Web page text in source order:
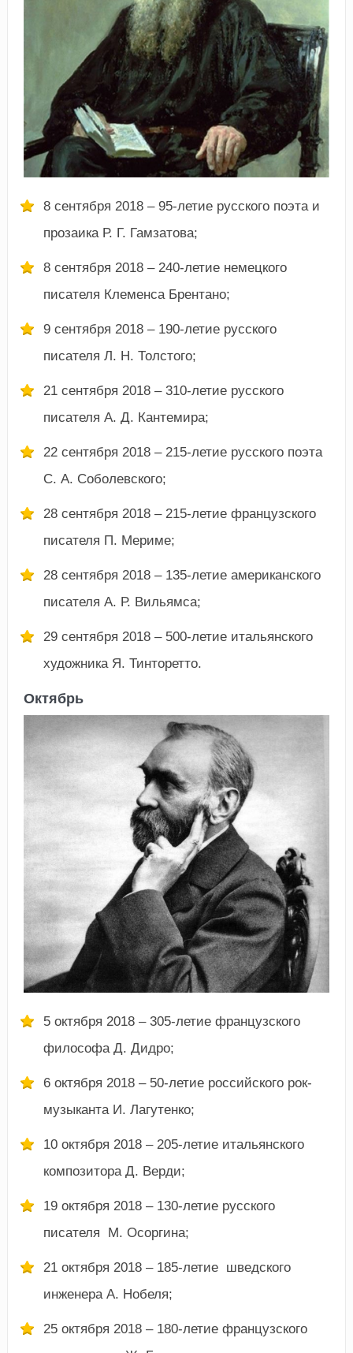
8 сентября 2018 – 95-летие русского поэта и
прозаика Р. Г. Гамзатова;
8 сентября 2018 – 240-летие немецкого
писателя Клеменса Брентано;
9 сентября 2018 – 190-летие русского
писателя Л. Н. Толстого;
21 сентября 2018 – 310-летие русского
писателя А. Д. Кантемира;
22 сентября 2018 – 215-летие русского поэта
С. А. Соболевского;
28 сентября 2018 – 215-летие французского
писателя П. Мериме;
28 сентября 2018 – 135-летие американского
писателя А. Р. Вильямса;
29 сентября 2018 – 500-летие итальянского
художника Я. Тинторетто.
Октябрь
5 октября 2018 – 305-летие французского
философа Д. Дидро;
6 октября 2018 – 50-летие российского рок-
музыканта И. Лагутенко;
10 октября 2018 – 205-летие итальянского
композитора Д. Верди;
19 октября 2018 – 130-летие русского
писателя М. Осоргина;
21 октября 2018 – 185-летие шведского
инженера А. Нобеля;
25 октября 2018 – 180-летие французского